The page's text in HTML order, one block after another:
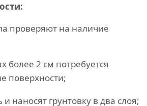
проверяют на наличие
более 2 см потребуется
поверхности;
наносят грунтовку в два слоя;